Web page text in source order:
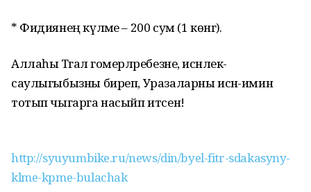
* Фидиянең күләме – 200 сум (1 көнгә).
Аллаһы Тәгалә гомерләребезне, исәнлек-
саулыгыбызны биреп, Уразаларны исән-имин
тотып чыгарга насыйп итсен!
http://syuyumbike.ru/news/din/byel-fitr-sdakasyny-
klme-kpme-bulachak